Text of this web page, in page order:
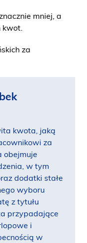
mniej, a
za
kwota, jaką
za
obejmuje
w tym
dodatki stałe
wyboru
z tytułu
przypadające
i
w